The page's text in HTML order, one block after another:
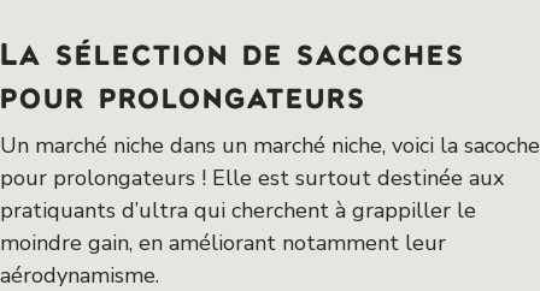
La sélection de sacoches
pour prolongateurs
Un marché niche dans un marché niche, voici la sacoche
pour prolongateurs ! Elle est surtout destinée aux
pratiquants d’ultra qui cherchent à grappiller le
moindre gain, en améliorant notamment leur
aérodynamisme.